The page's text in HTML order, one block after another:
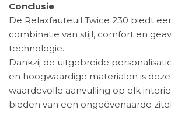
Conclusie
De Relaxfauteuil Twice 230 biedt
combinatie van stijl, comfort en
technologie.
Dankzij de uitgebreide
en hoogwaardige materialen is
waardevolle aanvulling op elk
bieden van een ongeëvenaarde